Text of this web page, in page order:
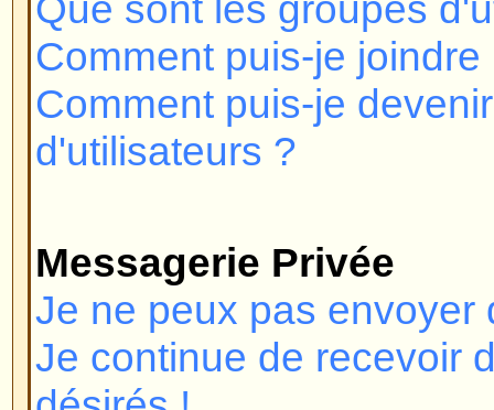
de légalité relatif à ce forum ?
Vous êtes-vous enregistré ?
devez vous enregistrer afin de
vous été banni du forum (un
vous l'êtes) ? Si oui, vous